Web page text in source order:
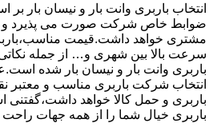
انتخاب باربری وانت بار و نیسان بار
ضوابط خاص شرکت صورت می پذیرد
مشتری خواهد داشت.قیمت
سرعت بالا بین شهری و… از جمله
باربری وانت بار و نیسان بار شده
انتخاب شرکت باربری مناسب و
باربری و حمل کالا خواهد
باربری خیال شما را از همه جهات